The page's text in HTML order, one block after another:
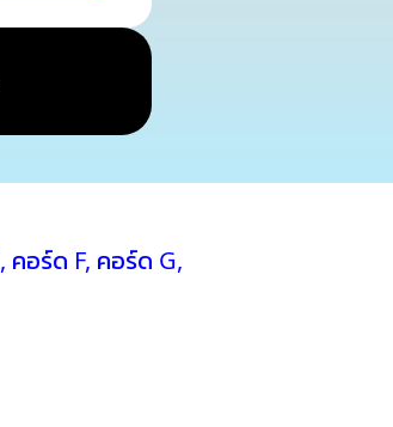
, คอร์ด F, คอร์ด G,